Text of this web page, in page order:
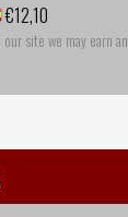
€12,10
site we may earn an